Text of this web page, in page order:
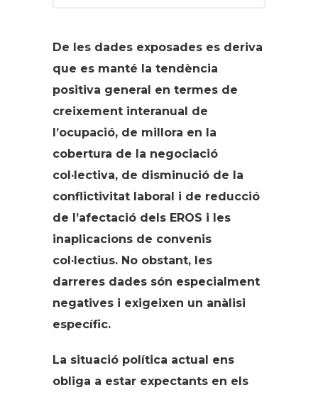
De les dades exposades es deriva
que es manté la tendència
positiva general en termes de
creixement interanual de
l’ocupació, de millora en la
cobertura de la negociació
col·lectiva, de disminució de la
conflictivitat laboral i de reducció
de l’afectació dels EROS i les
inaplicacions de convenis
col·lectius. No obstant, les
darreres dades són especialment
negatives i exigeixen un anàlisi
específic.
La situació política actual ens
obliga a estar expectants en els